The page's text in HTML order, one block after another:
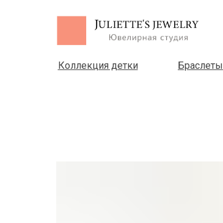
Коллекция детки Браслеты